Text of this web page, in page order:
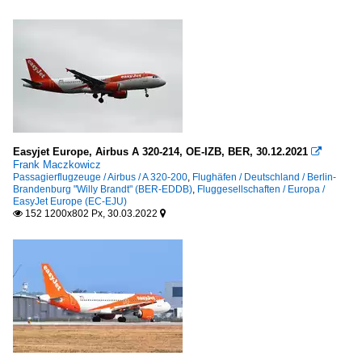
Easyjet Europe, Airbus A 320-214, OE-IZB, BER, 30.12.2021 
Frank Maczkowicz
Passagierflugzeuge / Airbus / A 320-200 Flughäfen / Deutschland / Berlin-
Brandenburg "Willy Brandt" (BER-EDDB) Fluggesellschaften / Europa /
EasyJet Europe (EC-EJU)
 152 1200x802 Px, 30.03.2022 